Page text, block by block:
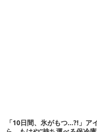
「10日間、氷がもつ…?!」ア